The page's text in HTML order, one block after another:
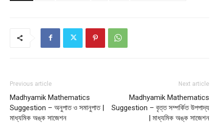
Previous article
Madhyamik Mathematics
Suggestion – অনুপাত ও সমানুপাত |
মাধ্যমিক অঙ্ক সাজেশন
Next article
Madhyamik Mathematics
Suggestion – বৃত্ত সম্পর্কিত উপপাদ্য
| মাধ্যমিক অঙ্ক সাজেশন